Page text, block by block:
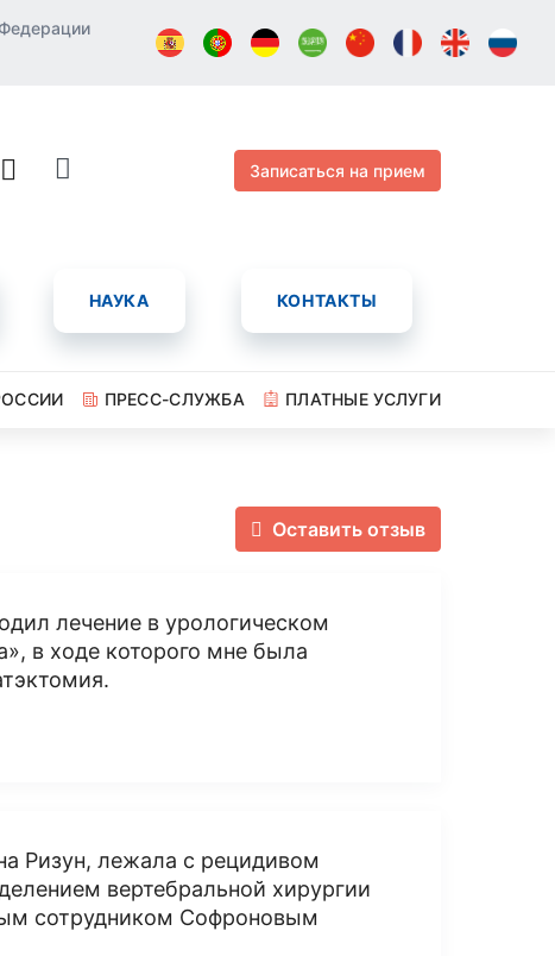
Записаться на прием
НАУКА КОНТАКТЫ
ПРЕСС-СЛУЖБА
ПЛАТНЫЕ УСЛУГИ
Оставить отзыв
лечение в урологическом
в ходе которого мне была
Ризун, лежала с рецидивом
вертебральной хирургии
сотрудником Софроновым